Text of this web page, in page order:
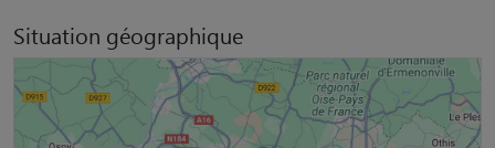
Situation géographique